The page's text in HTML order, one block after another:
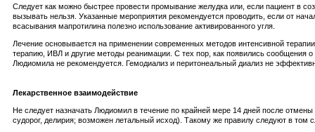
Следует как можно быстрее провести промывание желудка или, если пациент в
вызывать нельзя. Указанные мероприятия рекомендуется проводить, если от
всасывания мапротилина полезно использование активированного угля.
Лечение основывается на применении современных методов интенсивной
терапию, ИВЛ и другие методы реанимации. С тех пор, как появились сообщения
Людиомила не рекомендуется. Гемодиализ и перитонеальный диализ не
Лекарственное взаимодействие
Не следует назначать Людиомил в течение по крайней мере 14 дней после
судорог, делирия; возможен летальный исход). Такому же правилу следуют в